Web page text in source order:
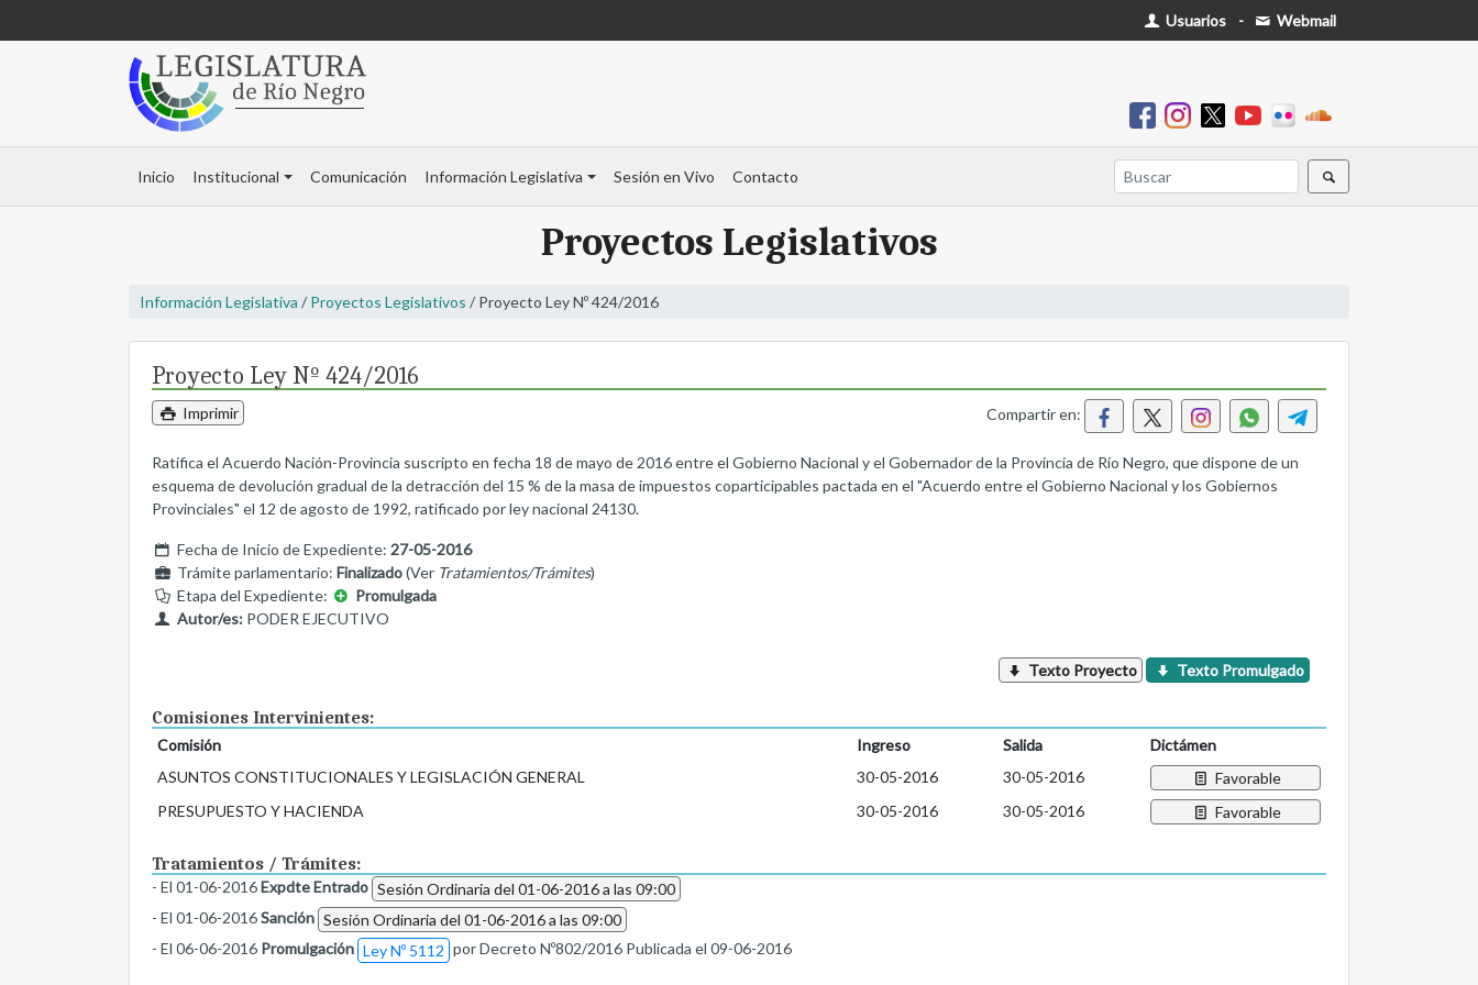
Usuarios - Webmail
Inicio Institucional Comunicación Información Legislativa Sesión en Vivo Contacto
Proyectos Legislativos
Información Legislativa / Proyectos Legislativos / Proyecto Ley Nº 424/2016
Proyecto Ley Nº 424/2016
Imprimir Compartir en:
Ratifica el Acuerdo Nación-Provincia suscripto en fecha 18 de mayo de 2016 entre el Gobierno Nacional y el Gobernador de la Provincia de Río Negro, que dispone de un
esquema de devolución gradual de la detracción del 15 % de la masa de impuestos coparticipables pactada en el "Acuerdo entre el Gobierno Nacional y los Gobiernos
Provinciales" el 12 de agosto de 1992, ratificado por ley nacional 24130.
Fecha de Inicio de Expediente: 27-05-2016
Trámite parlamentario: Finalizado(Ver Tratamientos/Trámites)
Etapa del Expediente:
Promulgada
Autor/es:PODER EJECUTIVO
Texto Proyecto Texto Promulgado
Comisiones Intervinientes:
Comisión Ingreso Salida
Dictámen
ASUNTOS CONSTITUCIONALES Y LEGISLACIÓN GENERAL
30-05-2016 30-05-2016
Favorable
PRESUPUESTO Y HACIENDA
30-05-2016 30-05-2016 Favorable
Tratamientos / Trámites:
- El 01-06-2016Expdte Entrado Sesión Ordinaria del 01-06-2016 a las 09:00
- El 01-06-2016Sanción Sesión Ordinaria del 01-06-2016 a las 09:00
- El 06-06-2016 Promulgación Ley Nº 5112 por Decreto Nº802/2016 Publicada el 09-06-2016